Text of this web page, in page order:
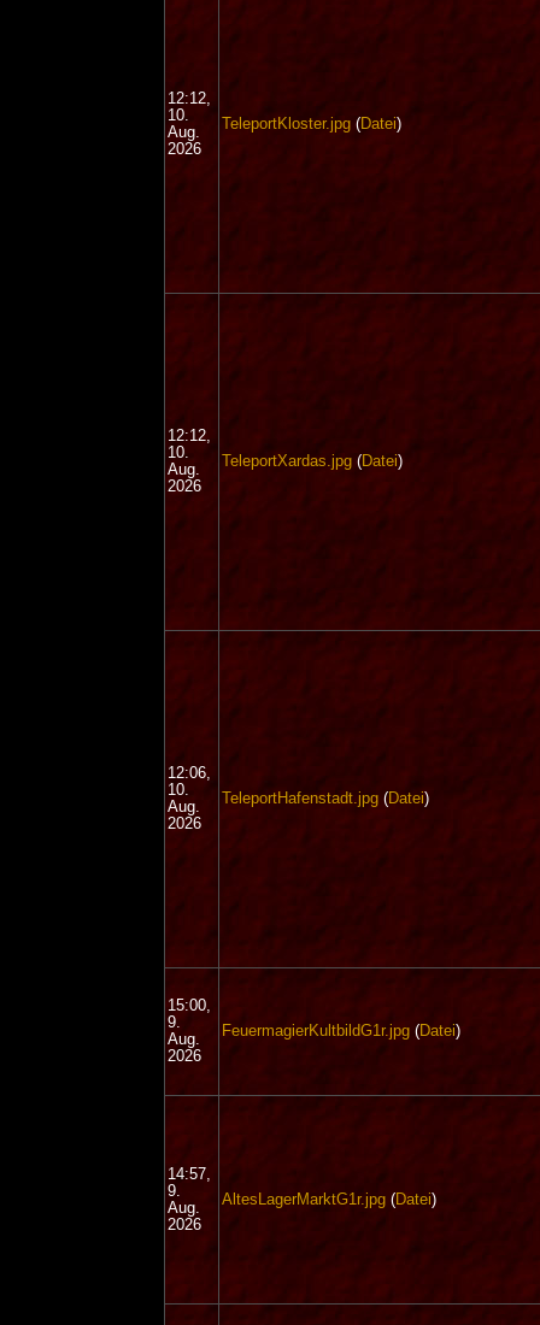
12:12,
10.
Aug.
2026
TeleportKloster.jpg(Datei)
12:12,
10.
Aug.
2026
TeleportXardas.jpg(Datei)
12:06,
10.
Aug.
2026
TeleportHafenstadt.jpg(Datei)
15:00,
9.
Aug.
2026
FeuermagierKultbildG1r.jpg(Datei)
14:57,
9.
Aug.
2026
AltesLagerMarktG1r.jpg(Datei)